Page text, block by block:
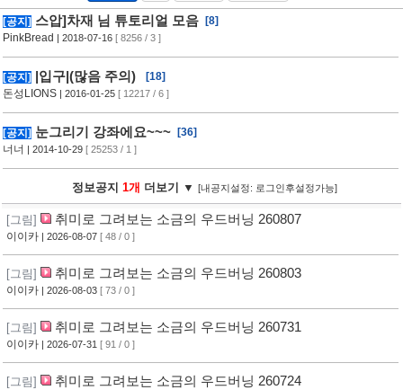
[공지] 스압]차재 님 튜토리얼 모음
[8]
PinkBread
| 2018-07-16 [ 8256 / 3 ]
[공지] |입구|(많음 주의)
[18]
돈성LIONS | 2016-01-25 [ 12217 / 6 ]
[공지] 눈그리기 강좌에요~~~
[36]
너너
| 2014-10-29 [ 25253 / 1 ]
정보공지 1개 더보기 ▼ [내공지설정: 로그인후설정가능]
[그림] 취미로 그려보는 소금의 우드버닝 260807
이이카 | 2026-08-07 [ 48 / 0 ]
[그림] 취미로 그려보는 소금의 우드버닝 260803
이이카 | 2026-08-03 [ 73 / 0 ]
[그림] 취미로 그려보는 소금의 우드버닝 260731
이이카 | 2026-07-31 [ 91 / 0 ]
[그림] 취미로 그려보는 소금의 우드버닝 260724